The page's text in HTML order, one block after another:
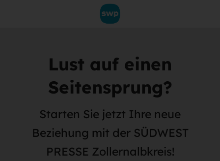
Lust auf einen
Seitensprung?
Starten Sie jetzt Ihre neue
Beziehung mit der SÜDWEST
PRESSE Zollernalbkreis!